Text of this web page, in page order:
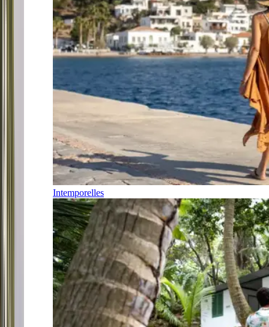
Intemporelles